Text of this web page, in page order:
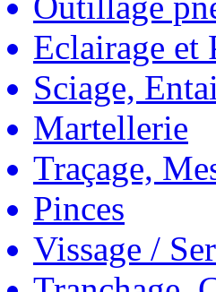
Eclairage et
Sciage,
Martellerie
Traçage,
Pinces
Vissage /